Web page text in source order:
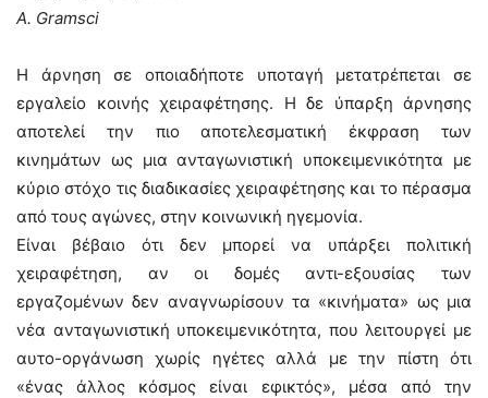
Α. Gramsci
Η άρνηση σε οποιαδήποτε υποταγή μετατρέπεται σε
εργαλείο κοινής χειραφέτησης. Η δε ύπαρξη άρνησης
αποτελεί την πιο αποτελεσματική έκφραση των
κινημάτων ως μια ανταγωνιστική υποκειμενικότητα με
κύριο στόχο τις διαδικασίες χειραφέτησης και το πέρασμα
από τους αγώνες, στην κοινωνική ηγεμονία.
Είναι βέβαιο ότι δεν μπορεί να υπάρξει πολιτική
χειραφέτηση, αν οι δομές αντι-εξουσίας των
εργαζομένων δεν αναγνωρίσουν τα «κινήματα» ως μια
νέα ανταγωνιστική υποκειμενικότητα, που λειτουργεί με
αυτο-οργάνωση χωρίς ηγέτες αλλά με την πίστη ότι
«ένας άλλος κόσμος είναι εφικτός», μέσα από την